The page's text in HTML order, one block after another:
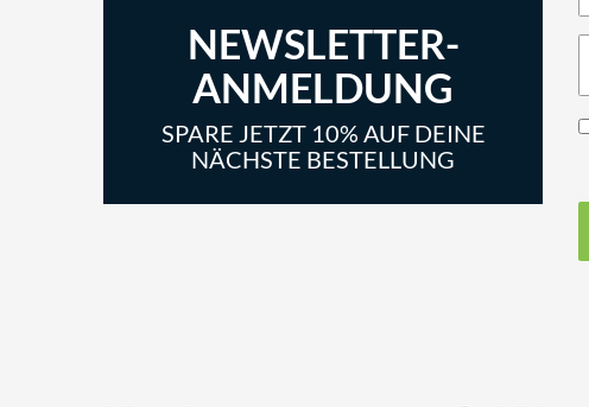
NEWSLETTER-
ANMELDUNG
SPARE JETZT 10% AUF DEINE
NÄCHSTE BESTELLUNG